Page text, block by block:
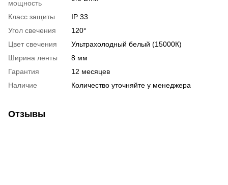
мощность
Класс защиты
IP 33
Угол свечения
120°
Цвет свечения
Ультрахолодный белый (15000К)
Ширина ленты
8 мм
Гарантия
12 месяцев
Наличие
Количество уточняйте у менеджера
Отзывы